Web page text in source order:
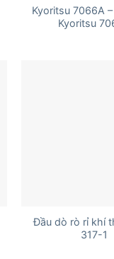
Kyoritsu 7066A
Kyoritsu
Đầu dò rò rỉ khí
317-1